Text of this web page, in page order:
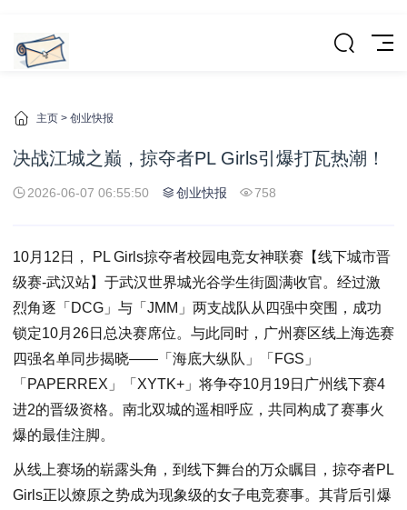
主页 > 创业快报
决战江城之巅，掠夺者PL Girls引爆打瓦热潮！
2026-06-07 06:55:50 创业快报 758
10月12日， PL Girls掠夺者校园电竞女神联赛【线下城市晋
级赛-武汉站】于武汉世界城光谷学生街圆满收官。经过激
烈角逐「DCG」与「JMM」两支战队从四强中突围，成功
锁定10月26日总决赛席位。与此同时，广州赛区线上海选赛
四强名单同步揭晓——「海底大纵队」「FGS」
「PAPERREX」「XYTK+」将争夺10月19日广州线下赛4
进2的晋级资格。南北双城的遥相呼应，共同构成了赛事火
爆的最佳注脚。
从线上赛场的崭露头角，到线下舞台的万众瞩目，掠夺者PL
Girls正以燎原之势成为现象级的女子电竞赛事。其背后引爆